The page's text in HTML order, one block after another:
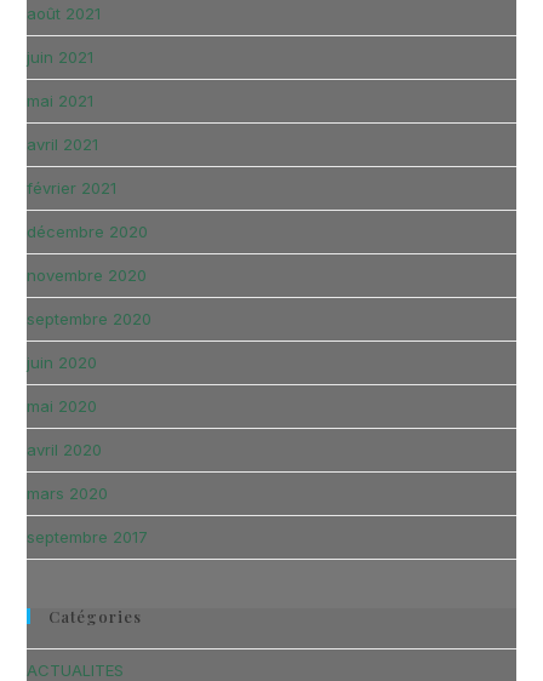
août 2021
juin 2021
mai 2021
avril 2021
février 2021
décembre 2020
novembre 2020
septembre 2020
juin 2020
mai 2020
avril 2020
mars 2020
septembre 2017
Catégories
ACTUALITES